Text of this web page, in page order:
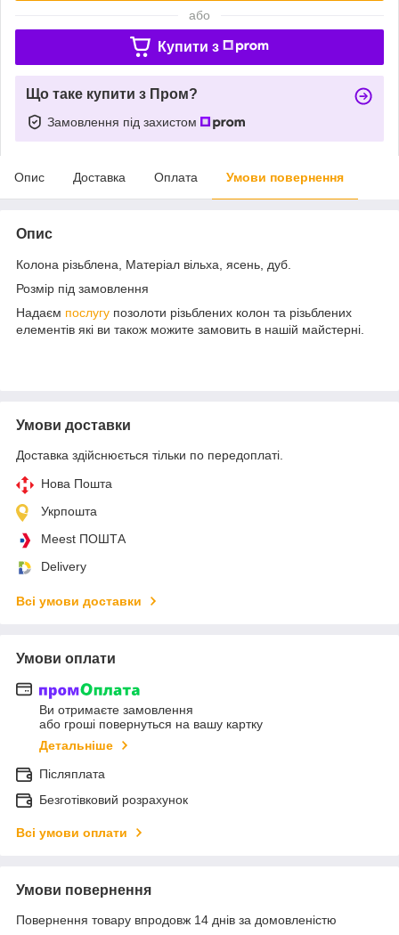
або
Купити з
Що таке купити з Пром?
Замовлення під захистом
Опис Доставка Оплата Умови повернення
Опис
Колона різьблена, Матеріал вільха, ясень, дуб.
Розмір під замовлення
Надаєм послугу позолоти різьблених колон та різьблених
елементів які ви також можите замовить в нашій майстерні.
Умови доставки
Доставка здійснюється тільки по передоплаті.
Нова Пошта
Укрпошта
Meest ПОШТА
Delivery
Всі умови доставки
Умови оплати
Ви отримаєте замовлення
або гроші повернуться на вашу картку
Детальніше
Післяплата
Безготівковий розрахунок
Всі умови оплати
Умови повернення
Повернення товару впродовж 14 днів за домовленістю